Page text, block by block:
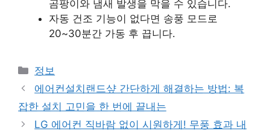
곰팡이와 냄새 발생을 막을 수 있습니다.
자동 건조 기능이 없다면 송풍 모드로
20~30분간 가동 후 끕니다.
카
테
고
리
정보
에어컨설치랜드샾 간단하게 해결하는 방법: 복
잡한 설치 고민을 한 번에 끝내는
LG 에어컨 직바람 없이 시원하게! 무풍 효과 내